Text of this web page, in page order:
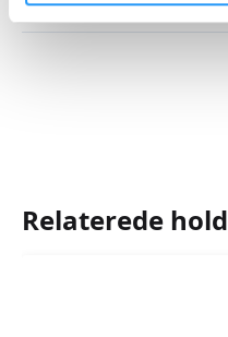
Mødegange
Relaterede hold